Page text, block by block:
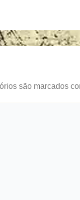
são marcados